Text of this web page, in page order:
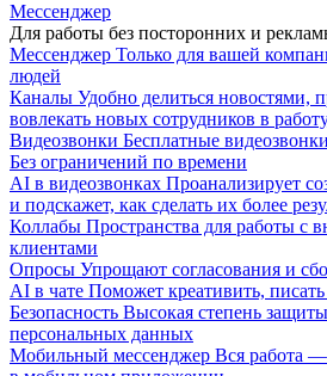
Мессенджер
Для работы без посторонних и
Мессенджер Только для вашей
людей
Каналы Удобно делиться новостями,
вовлекать новых сотрудников в
Видеозвонки Бесплатные
Без ограничений по времени
AI в видеозвонках Проанализирует
и подскажет, как сделать их более
Коллабы Пространства для работы с
клиентами
Опросы Упрощают согласования и
AI в чате Поможет креативить,
Безопасность Высокая степень
персональных данных
Мобильный мессенджер Вся работа